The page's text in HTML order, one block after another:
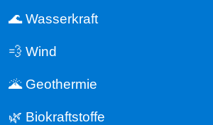
🌊 Wasserkraft
💨 Wind
🌋 Geothermie
🌿 Biokraftstoffe